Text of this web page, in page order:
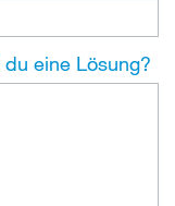
eine Lösung?